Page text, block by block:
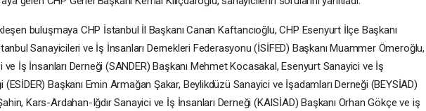
buluşmaya CHP İstanbul İl Başkanı Canan Kaftancıoğlu, CHP Esenyurt İlçe Başkanı
Sanayicileri ve İş İnsanları Dernekleri Federasyonu (İSİFED) Başkanı Muammer Ömeroğlu,
ve İş İnsanları Derneği (SANDER) Başkanı Mehmet Kocasakal, Esenyurt Sanayici ve İş
(ESİDER) Başkanı Emin Armağan Şakar, Beylikdüzü Sanayici ve İşadamları Derneği (BEYSİAD)
Kars-Ardahan-Iğdır Sanayici ve İş İnsanları Derneği (KAISİAD) Başkanı Orhan Gökçe ve iş